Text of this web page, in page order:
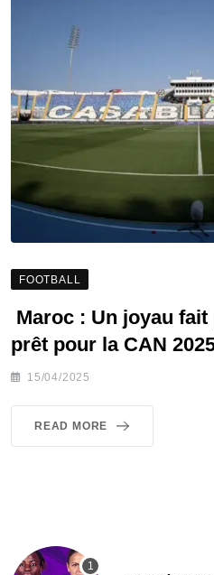
FOOTBALL
Maroc : Un joyau fait
prêt pour la CAN
15/04/2025
READ MORE